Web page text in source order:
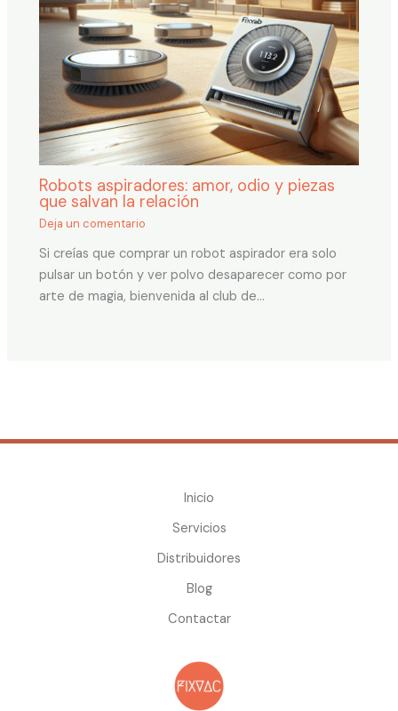
Robots aspiradores: amor, odio y piezas
que salvan la relación
Deja un comentario
Si creías que comprar un robot aspirador era solo
pulsar un botón y ver polvo desaparecer como por
arte de magia, bienvenida al club de…
Inicio
Servicios
Distribuidores
Blog
Contactar